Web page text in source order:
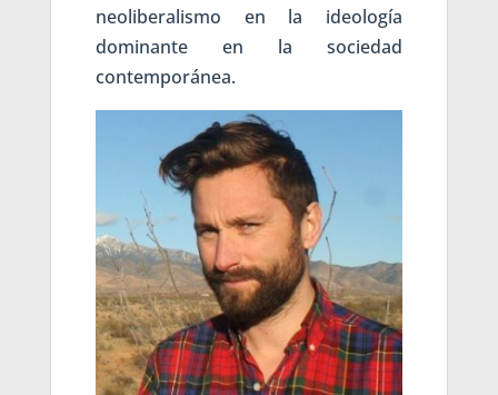
neoliberalismo en la ideología
dominante en la sociedad
contemporánea.